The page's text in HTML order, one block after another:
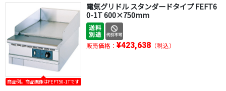
商品例。商品画像はFEFT50-1Tです
電気グリドル スタンダードタイプ FEFT6
0-1T 600×750mm
販売価格： ¥423,638（税込）